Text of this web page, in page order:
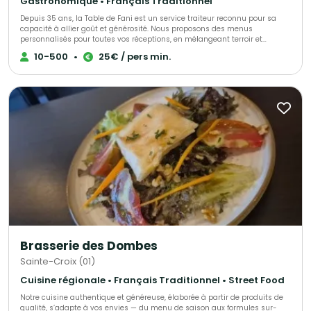
Depuis 35 ans, la Table de Fani est un service traiteur reconnu pour sa
capacité à allier goût et générosité. Nous proposons des menus
personnalisés pour toutes vos réceptions, en mélangeant terroir et
accents d’autres cultures. Notre mission est de vous accompagner dans
l'organisation de vos événements privés et professionnels, pour 10 à 300
pour vous garantir des réceptions réussies !
10-500 • 25€ / pers min.
Brasserie des Dombes
Sainte-Croix (01)
Cuisine régionale • Français Traditionnel • Street Food
Notre cuisine authentique et généreuse, élaborée à partir de produits de
qualité, s’adapte à vos envies — du menu de saison aux formules sur-